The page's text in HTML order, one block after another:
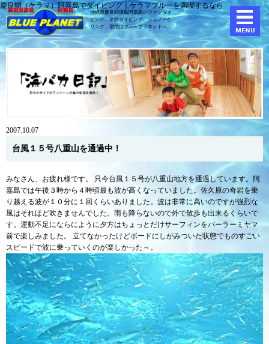
慶良間（ケラマ）阿嘉島でダイビング｜ケラマブルーを満喫するなら
沖縄県慶良間諸島阿嘉島のファンダイ
ビング、体験ダイビング、シュノーケ
リング、宿泊はブループラネットへ
2007.10.07
台風１５号八重山を通過中！
みなさん、お疲れ様です。 只今台風１５号が八重山地方を通過しています。阿
嘉島では午後３時から４時頃最も波が高くなっていました。佐久原の奇岩を乗
り越える波が１０分に１回くらいありました。波は非常に高いのですが強烈な
風はそれほど吹きませんでした。雨も降らないので外で散歩も出来るくらいで
す。運動不足にならにように夕方はちょっとだけサーフィンをパーラーミヤマ
前で楽しみました。 立てなかったけどボードにしがみついた状態でものすごい
スピードで波に乗っていくのが楽しかった～。